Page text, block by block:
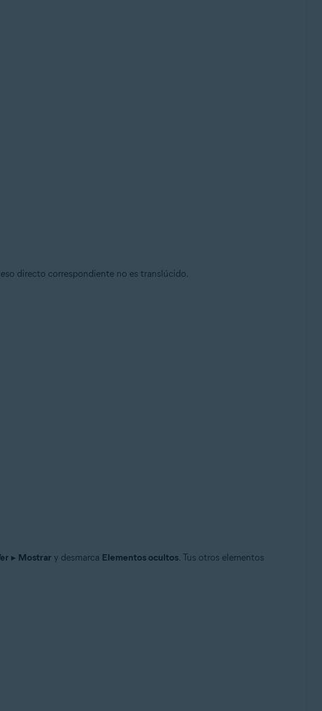
directo correspondiente no es translúcido.
▸ Mostrar y desmarca Elementos ocultos. Tus otros elementos